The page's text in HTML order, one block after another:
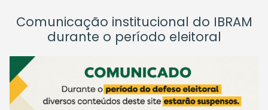
Comunicação institucional do IBRAM
durante o período eleitoral